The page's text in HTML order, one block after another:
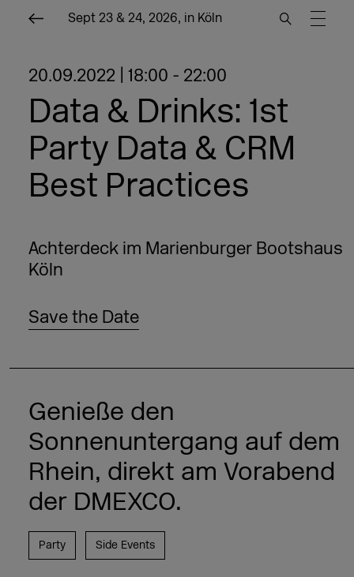
Sept 23 & 24, 2026, in Köln
20.09.2022 | 18:00 - 22:00
Data & Drinks: 1st
Party Data & CRM
Best Practices
Achterdeck im Marienburger Bootshaus
Köln
Save the Date
Genieße den
Sonnenuntergang auf dem
Rhein, direkt am Vorabend
der DMEXCO.
Party Side Events